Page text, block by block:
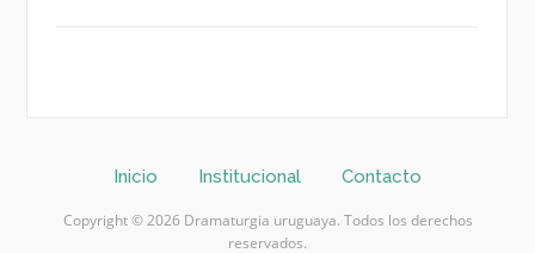
Inicio Institucional Contacto
Copyright © 2026 Dramaturgia uruguaya. Todos los derechos
reservados.